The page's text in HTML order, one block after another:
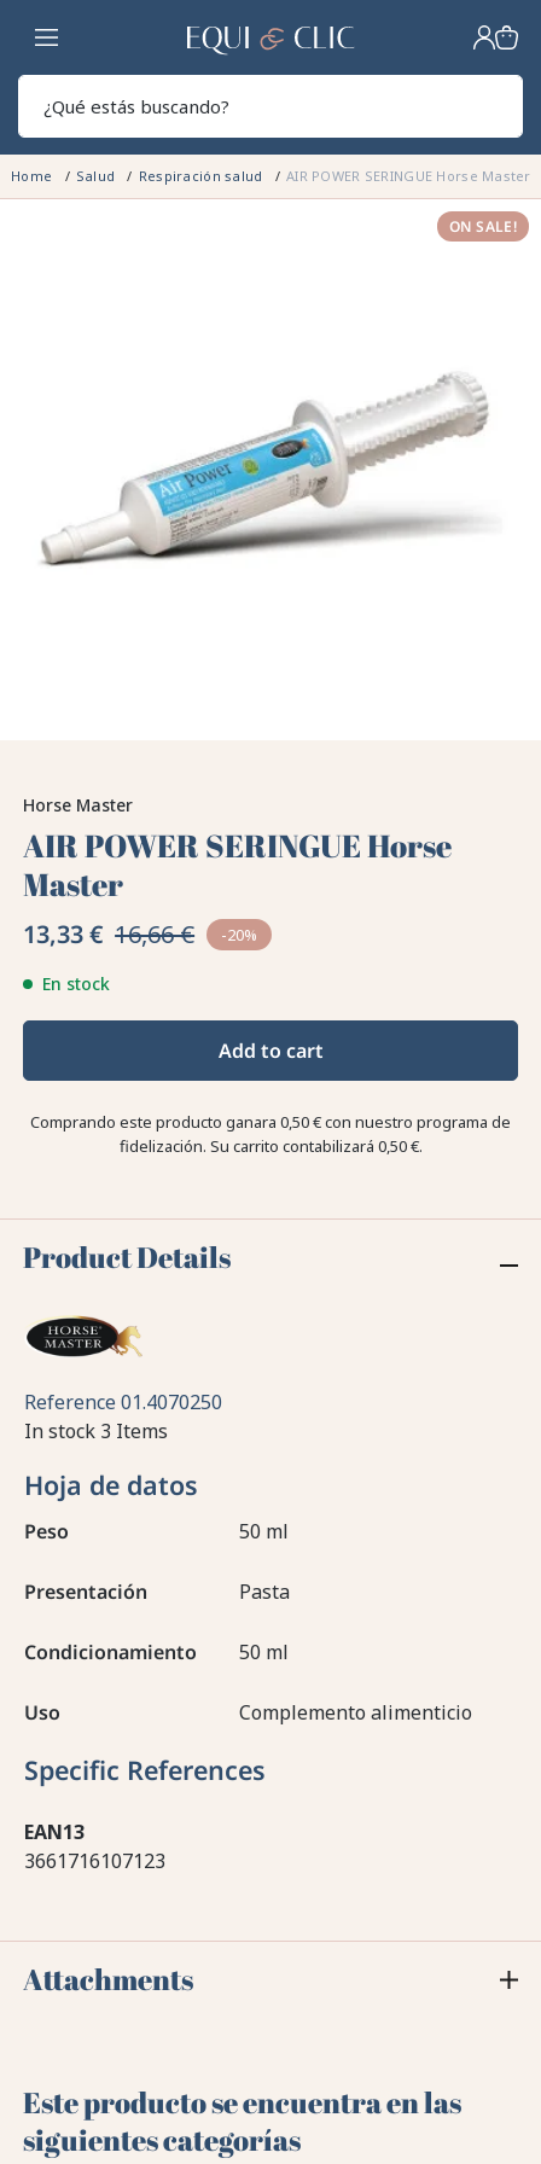
Hogar
Home Salud Respiración salud AIR POWER SERINGUE Horse Master
ON SALE!
Horse Master
AIR POWER SERINGUE Horse
Master
13,33 € 16,66 € -20%
En stock
Add to cart
Comprando este producto ganara 0,50 €con nuestro programa de
fidelización. Su carrito contabilizará 0,50 €.
Product Details
Reference01.4070250
In stock 3 Items
Hoja de datos
Peso 50 ml
Presentación Pasta
Condicionamiento 50 ml
Uso Complemento alimenticio
Specific References
EAN13
3661716107123
Attachments
Este producto se encuentra en las
siguientes categorías